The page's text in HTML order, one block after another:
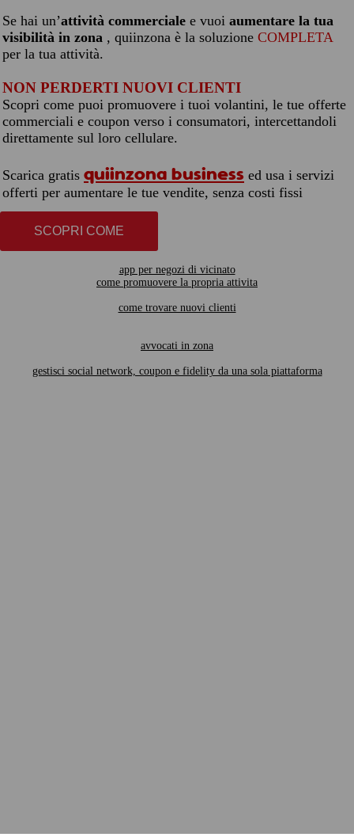
Se hai un’attività commerciale e vuoi aumentare la tua
visibilità in zona , quiinzona è la soluzione COMPLETA
per la tua attività.
NON PERDERTI NUOVI CLIENTI
Scopri come puoi promuovere i tuoi volantini, le tue offerte
commerciali e coupon verso i consumatori, intercettandoli
direttamente sul loro cellulare.
Scarica gratis quiinzona business ed usa i servizi
offerti per aumentare le tue vendite, senza costi fissi
SCOPRI COME
app per negozi di vicinato
come promuovere la propria attivita
come trovare nuovi clienti
avvocati in zona
gestisci social network, coupon e fidelity da una sola piattaforma